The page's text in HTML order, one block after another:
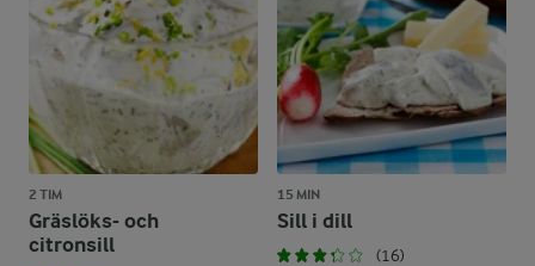
2 TIM
Gräslöks- och
citronsill
15 MIN
Sill i dill
(16)